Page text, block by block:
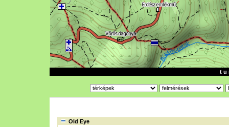
t u
Old Eye